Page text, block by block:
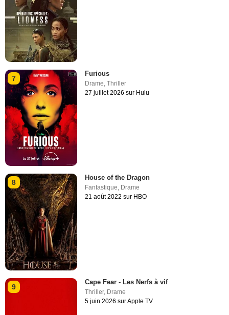
7
Furious
Drame,Thriller
27 juillet 2026 sur Hulu
8
House of the Dragon
Fantastique, Drame
21 août 2022 sur HBO
9
Cape Fear - Les Nerfs à vif
Thriller, Drame
5 juin 2026 sur Apple TV